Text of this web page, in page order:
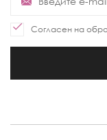
Согласен на